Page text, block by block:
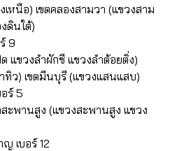
หนือ) เขตคลองสามวา (แขวงสาม
ดินใต้)
9
แขวงลำผักชี แขวงลำต้อยติ่ง)
ทิว) เขตมีนบุรี (แขวงแสนแสบ)
อร์ 5
ะพานสูง (แขวงสะพานสูง แขวง
เบอร์ 12